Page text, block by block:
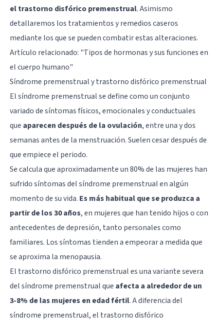
el trastorno disfórico premenstrual. Asimismo
detallaremos los tratamientos y remedios caseros
mediante los que se pueden combatir estas alteraciones.
Artículo relacionado: "Tipos de hormonas y sus funciones en
el cuerpo humano"
Síndrome premenstrual y trastorno disfórico premenstrual
El síndrome premenstrual se define como un conjunto
variado de síntomas físicos, emocionales y conductuales
que aparecen después de la ovulación, entre una y dos
semanas antes de la menstruación. Suelen cesar después de
que empiece el periodo.
Se calcula que aproximadamente un 80% de las mujeres han
sufrido síntomas del síndrome premenstrual en algún
momento de su vida. Es más habitual que se produzca a
partir de los 30 años, en mujeres que han tenido hijos o con
antecedentes de depresión, tanto personales como
familiares. Los síntomas tienden a empeorar a medida que
se aproxima la menopausia.
El trastorno disfórico premenstrual es una variante severa
del síndrome premenstrual que afecta a alrededor de un
3-8% de las mujeres en edad fértil. A diferencia del
síndrome premenstrual, el trastorno disfórico